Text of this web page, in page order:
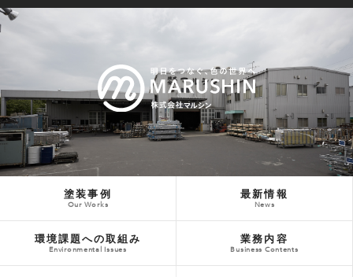
塗装事例
Our Works
最新情報
News
環境課題への取組み
Environmental Issues
業務内容
Business Contents